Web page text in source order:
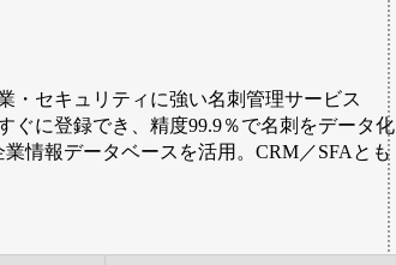
・セキュリティに強い名刺管理サービス
ぐに登録でき、精度99.9％で名刺をデータ化
業情報データベースを活用。CRM／SFAとも